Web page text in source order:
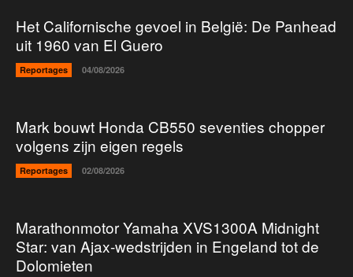
Het Californische gevoel in België: De Panhead
uit 1960 van El Guero
Reportages 04/08/2026
Mark bouwt Honda CB550 seventies chopper
volgens zijn eigen regels
Reportages 02/08/2026
Marathonmotor Yamaha XVS1300A Midnight
Star: van Ajax-wedstrijden in Engeland tot de
Dolomieten